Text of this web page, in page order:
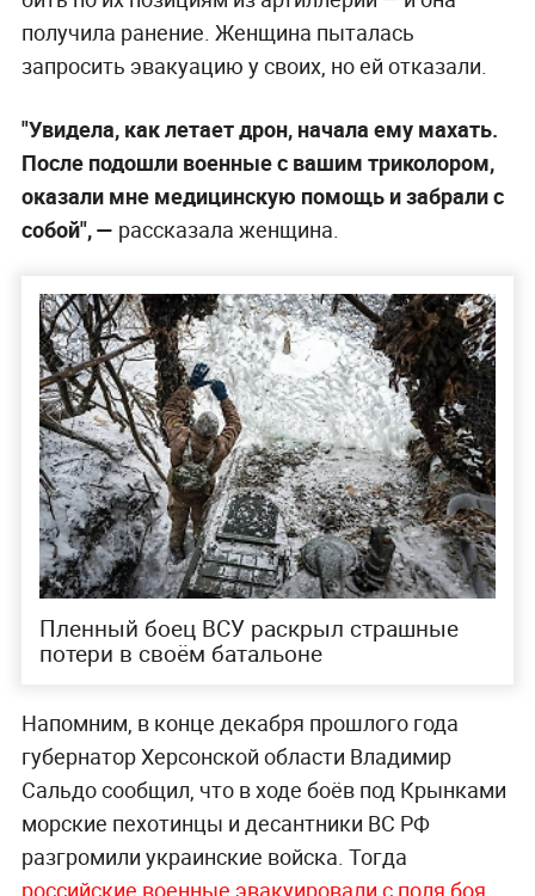
получила ранение. Женщина пыталась
запросить эвакуацию у своих, но ей отказали.
"Увидела, как летает дрон, начала ему махать.
После подошли военные с вашим триколором,
оказали мне медицинскую помощь и забрали с
собой", — рассказала женщина.
Пленный боец ВСУ раскрыл страшные
потери в своём батальоне
Напомним, в конце декабря прошлого года
губернатор Херсонской области Владимир
Сальдо сообщил, что в ходе боёв под Крынками
морские пехотинцы и десантники ВС РФ
разгромили украинские войска. Тогда
российские военные эвакуировали с поля боя